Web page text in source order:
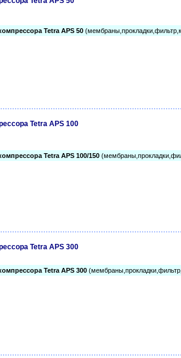
Tetra APS 50
Tetra APS 100
Tetra APS 100/150
Tetra APS 300
Tetra APS 300